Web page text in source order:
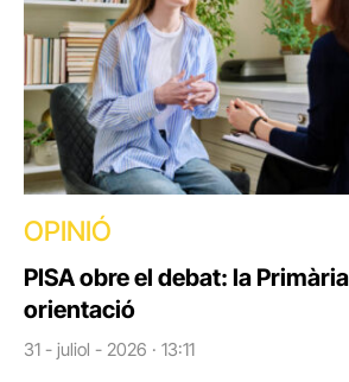
OPINIÓ
PISA obre el debat: la
orientació
31 - juliol - 2026 · 13:11